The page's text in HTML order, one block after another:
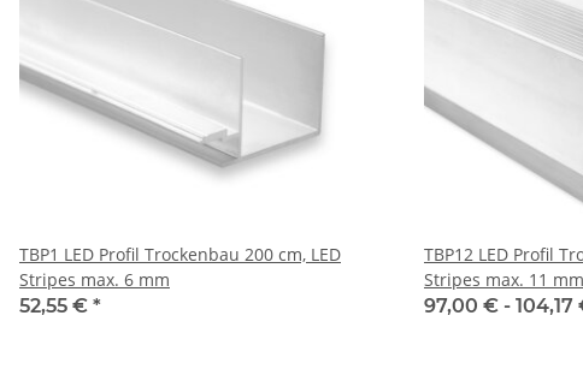
TBP1 LED Profil Trockenbau 200 cm, LED
Stripes max. 6 mm
52,55 € *
TBP12 LED Profil
Stripes max. 11 mm
97,00 € - 104,17